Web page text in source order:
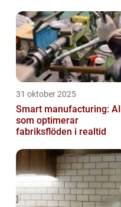
31 oktober 2025
Smart manufacturing: AI
som optimerar
fabriksflöden i realtid